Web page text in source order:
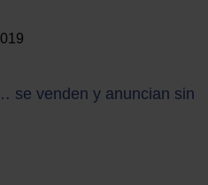
se venden y anuncian sin